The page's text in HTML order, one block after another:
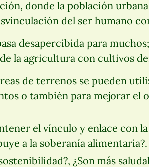
donde la población
del ser humano
desapercibida para
la agricultura con cultivos
de terrenos se pueden
o también para mejorar el
el vínculo y enlace con
a la soberanía alimentaria?.
¿Son más